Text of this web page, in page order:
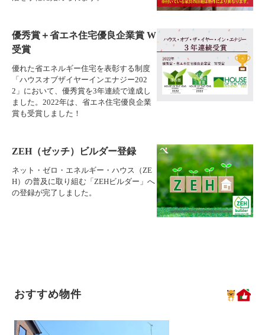
優秀賞＋省エネ住宅優良企業賞 W
受賞
優れた省エネルギー住宅を表彰する制度
「ハウスオブザイヤーインエナジー202
2」において、優秀賞を3年連続で達成し
ました。2022年は、省エネ住宅優良企業
賞も受賞しました！
ZEH（ゼッチ）ビルダー登録
ネット・ゼロ・エネルギー・ハウス（ZE
H）の普及に取り組む「ZEHビルダー」へ
の登録が完了しました。
おすすめ物件